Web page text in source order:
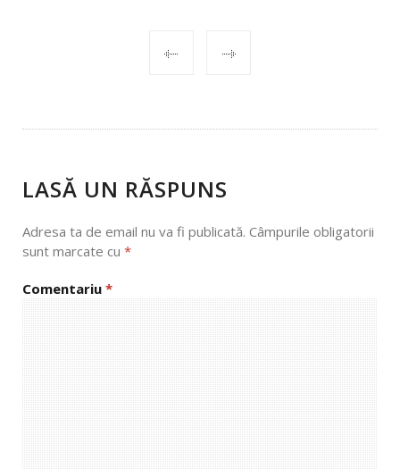
NAVIGATION
LASĂ UN RĂSPUNS
Adresa ta de email nu va fi publicată. Câmpurile obligatorii
sunt marcate cu *
Comentariu *